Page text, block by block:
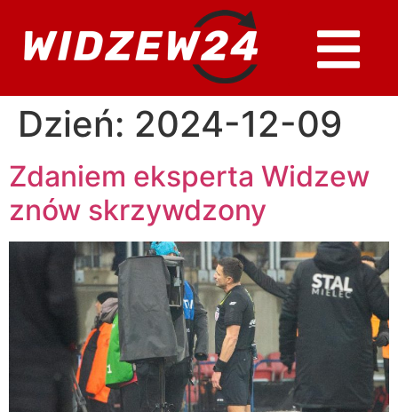
Dzień: 2024-12-09
Zdaniem eksperta Widzew
znów skrzywdzony